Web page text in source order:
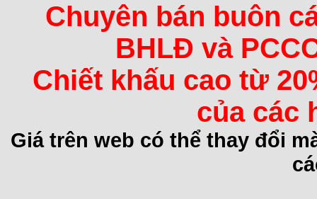
Chuyên bán buôn
BHLĐ và
Chiết khấu cao từ
của các
Giá trên web có thể thay đổi